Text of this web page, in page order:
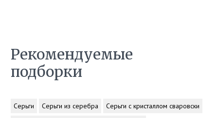
Рекомендуемые
подборки
Серьги Серьги из серебра
Серьги с кристаллом сваровски